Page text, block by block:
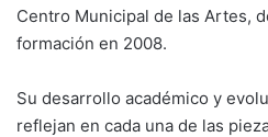
Centro Municipal de las Artes,
formación en 2008.
Su desarrollo académico y
reflejan en cada una de las